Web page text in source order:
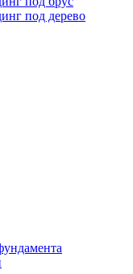
под дерево